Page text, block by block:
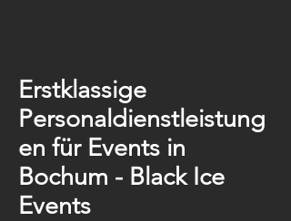
Erstklassige
Personaldienstleistung
en für Events in
Bochum - Black Ice
Events